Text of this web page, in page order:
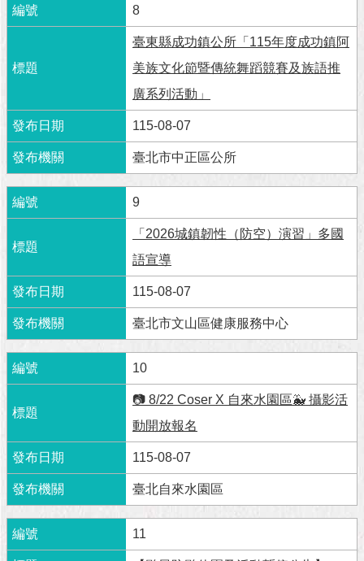
北
通
陳
情
統
公
民
與
專
北
旅
遊
網
政
網
資
料
開
放
告
8
臺東縣成功鎮公所「115年度成功鎮阿
美族文化節暨傳統舞蹈競賽及族語推
廣系列活動」
115-08-07
臺北市中正區公所
9
「2026城鎮韌性（防空）演習」多國
語宣導
115-08-07
臺北市文山區健康服務中心
10
📷 8/22 Coser X 自來水園區🐳 攝影活
動開放報名
115-08-07
臺北自來水園區
11